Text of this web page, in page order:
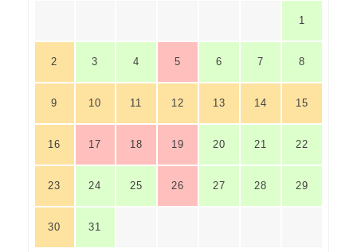
1
2 3 4 5 6 7 8
9 10 11 12 13 14 15
16 17 18 19 20 21 22
23 24 25 26 27 28 29
30 31